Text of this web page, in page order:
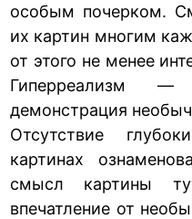
особым почерком.
их картин многим
от этого не менее
Гиперреализм
демонстрация
Отсутствие
картинах
смысл картины
впечатление от